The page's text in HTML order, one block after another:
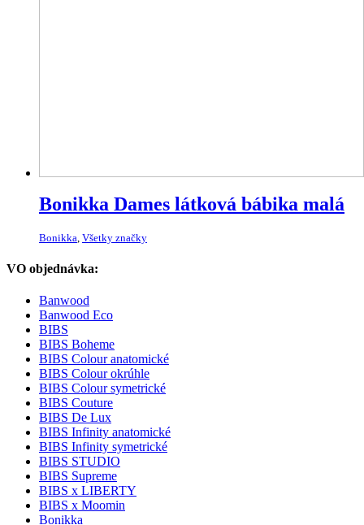
Bonikka Dames látková bábika malá
Bonikka Všetky značky
VO objednávka:
Banwood
Banwood Eco
BIBS
BIBS Boheme
BIBS Colour anatomické
BIBS Colour okrúhle
BIBS Colour symetrické
BIBS Couture
BIBS De Lux
BIBS Infinity anatomické
BIBS Infinity symetrické
BIBS STUDIO
BIBS Supreme
BIBS x LIBERTY
BIBS x Moomin
Bonikka